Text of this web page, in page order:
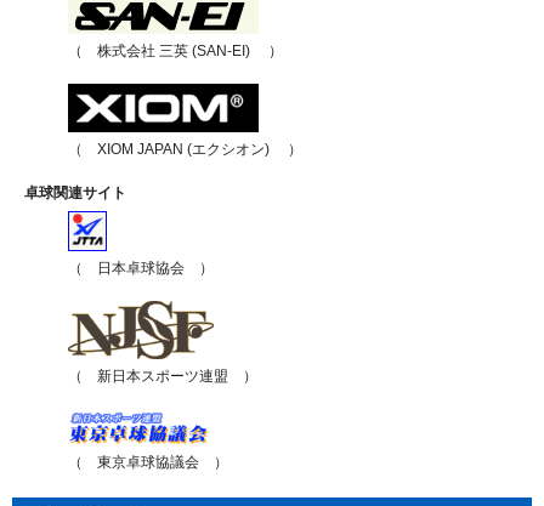
（ 株式会社 三英 (SAN-EI) ）
（ XIOM JAPAN (エクシオン) ）
卓球関連サイト
（ 日本卓球協会 ）
（ 新日本スポーツ連盟 ）
（ 東京卓球協議会 ）